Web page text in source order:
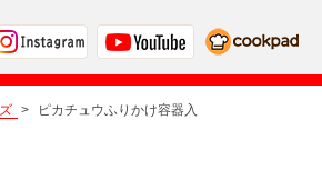
> ピカチュウふりかけ容器入